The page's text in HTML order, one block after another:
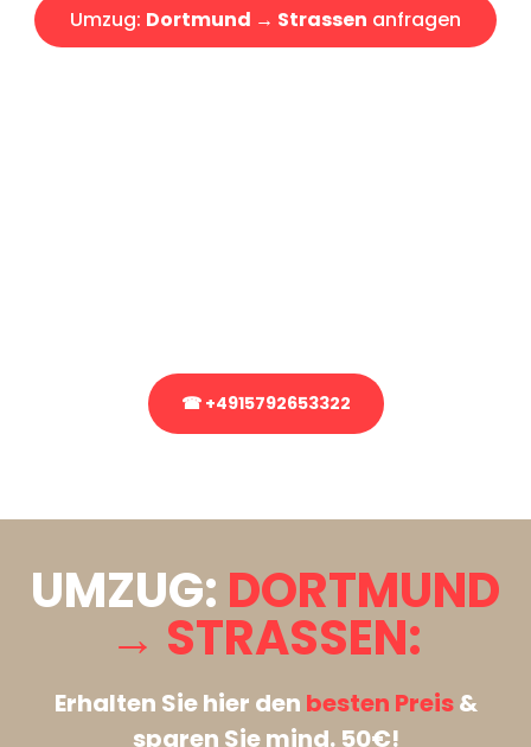
Umzug: Dortmund → Strassen anfragen
☎ +4915792653322
UMZUG: DORTMUND
→ STRASSEN:
Erhalten Sie hier den besten Preis&
sparen Sie mind. 50€!